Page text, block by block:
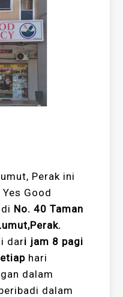
Perak ini
Good
No. 40 Taman
dari jam 8 pagi
hari
dalam
dalam